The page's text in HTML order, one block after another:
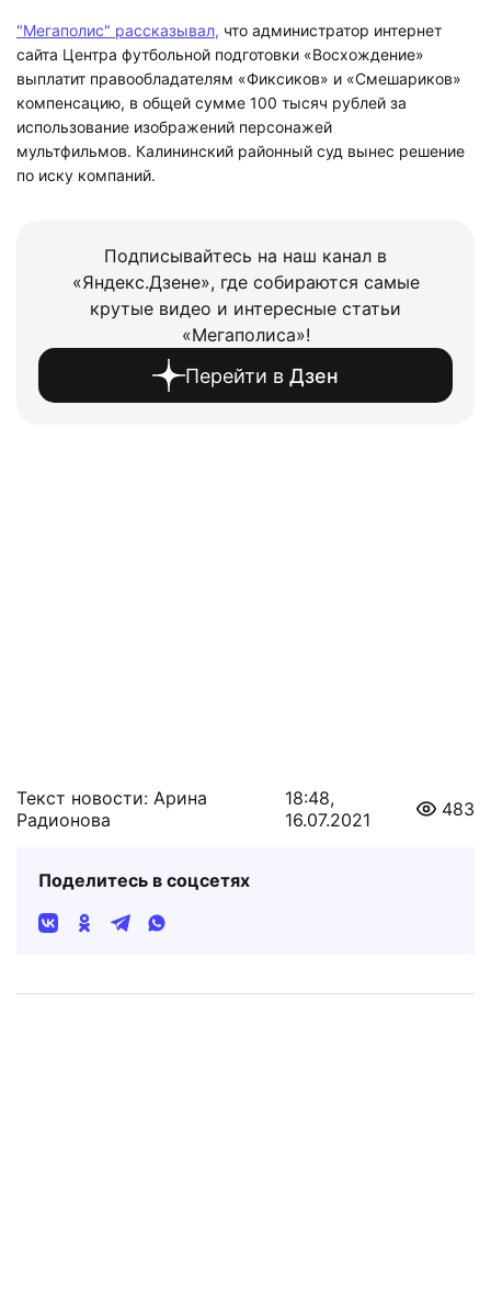
"Мегаполис" рассказывал, что администратор интернет
сайта Центра футбольной подготовки «Восхождение»
выплатит правообладателям «Фиксиков» и «Смешариков»
компенсацию, в общей сумме 100 тысяч рублей за
использование изображений персонажей
мультфильмов. Калининский районный суд вынес решение
по иску компаний.
Подписывайтесь на наш канал в
«Яндекс.Дзене», где собираются самые
крутые видео и интересные статьи
«Мегаполиса»!
Перейти в Дзен
Текст новости: Арина
Радионова
18:48,
16.07.2021
483
Поделитесь в соцсетях